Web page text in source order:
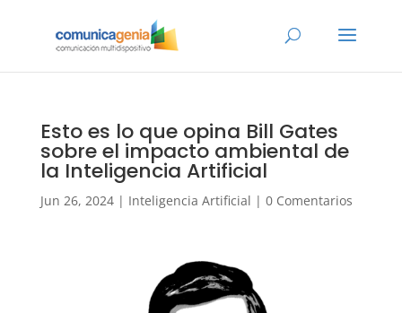
Esto es lo que opina Bill Gates
sobre el impacto ambiental de
la Inteligencia Artificial
Jun 26, 2024| Inteligencia Artificial | 0 Comentarios